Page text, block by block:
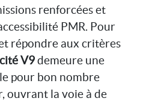
renforcées et
PMR. Pour
répondre aux critères
V9demeure une
pour bon nombre
ouvrant la voie à de